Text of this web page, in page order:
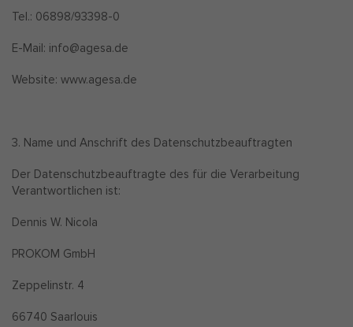
Tel.: 06898/93398-0
E-Mail: info@agesa.de
Website: www.agesa.de
3. Name und Anschrift des Datenschutzbeauftragten
Der Datenschutzbeauftragte des für die Verarbeitung
Verantwortlichen ist:
Dennis W. Nicola
PROKOM GmbH
Zeppelinstr. 4
66740 Saarlouis